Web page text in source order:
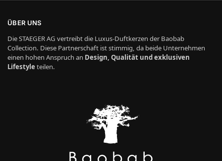
ÜBER UNS
Die STAEGER AG vertreibt die Luxus-Duftkerzen der Baobab
Collection. Diese Partnerschaft ist stimmig, da beide Unternehmen
einen hohen Anspruch an Design, Qualität und exklusiven
Lifestyleteilen.